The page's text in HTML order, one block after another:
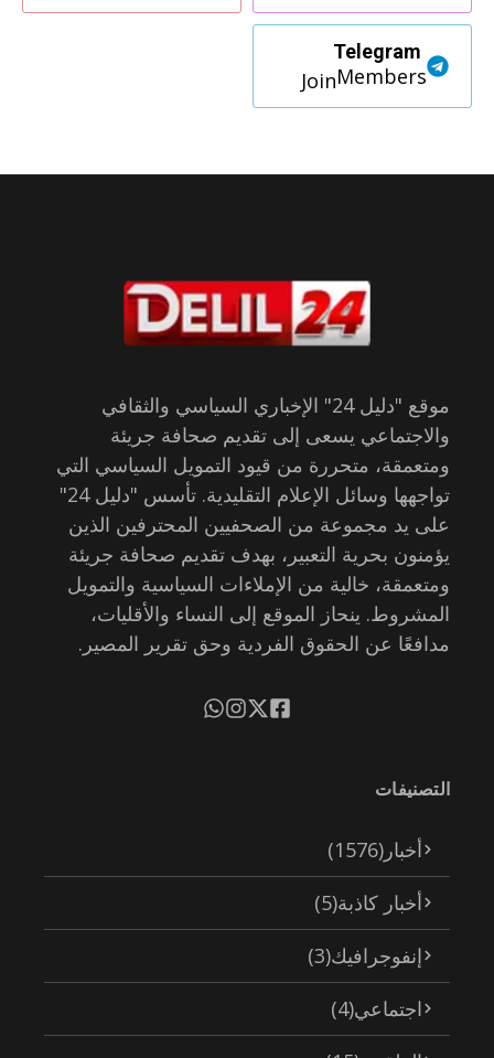
Telegram
Members
Join
موقع "دليل 24" الإخباري السياسي والثقافي
والاجتماعي يسعى إلى تقديم صحافة جريئة
ومتعمقة، متحررة من قيود التمويل السياسي التي
تواجهها وسائل الإعلام التقليدية. تأسس "دليل 24"
على يد مجموعة من الصحفيين المحترفين الذين
يؤمنون بحرية التعبير، بهدف تقديم صحافة جريئة
ومتعمقة، خالية من الإملاءات السياسية والتمويل
المشروط. ينحاز الموقع إلى النساء والأقليات،
مدافعًا عن الحقوق الفردية وحق تقرير المصير.
التصنيفات
أخبار (1576)
أخبار كاذبة(5)
إنفوجرافيك(3)
اجتماعي(4)